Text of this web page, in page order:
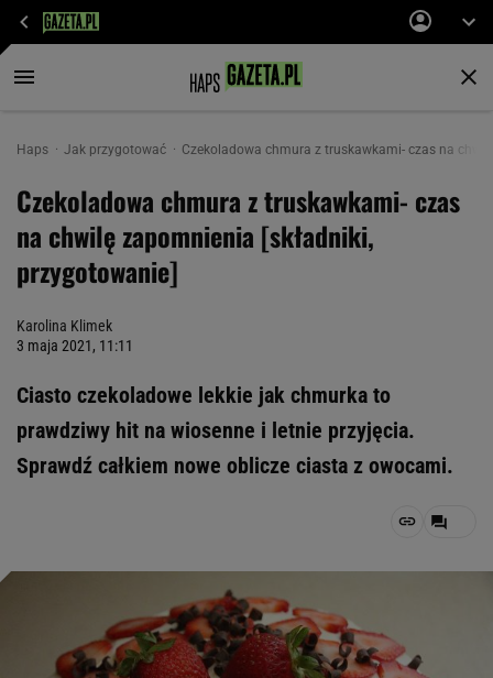
Haps Jak przygotować Czekoladowa chmura z truskawkami- czas na
Czekoladowa chmura z truskawkami- czas
na chwilę zapomnienia [składniki,
przygotowanie]
Karolina Klimek
3 maja 2021, 11:11
Ciasto czekoladowe lekkie jak chmurka to
prawdziwy hit na wiosenne i letnie przyjęcia.
Sprawdź całkiem nowe oblicze ciasta z owocami.